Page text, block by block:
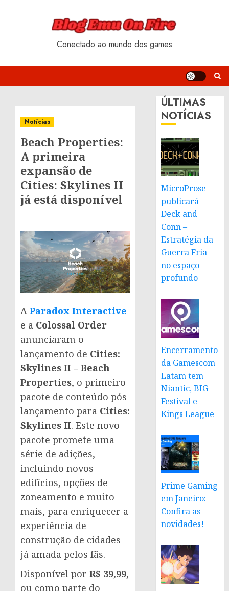
Conectado ao mundo dos games
Notícias
Beach Properties:
A primeira
expansão de
Cities: Skylines II
já está disponível
A Paradox Interactive
e a Colossal Order
anunciaram o
lançamento de Cities:
Skylines II – Beach
Properties, o primeiro
pacote de conteúdo pós-
lançamento para Cities:
Skylines II. Este novo
pacote promete uma
série de adições,
incluindo novos
edifícios, opções de
zoneamento e muito
mais, para enriquecer a
experiência de
construção de cidades
já amada pelos fãs.
Disponível por R$ 39,99,
ou como parte do
ÚLTIMAS
NOTÍCIAS
MicroProse
publicará
Deck and
Conn –
Estratégia da
Guerra Fria
no espaço
profundo
Encerramento
da Gamescom
Latam tem
Niantic, BIG
Festival e
Kings League
Prime Gaming
em Janeiro:
Confira as
novidades!